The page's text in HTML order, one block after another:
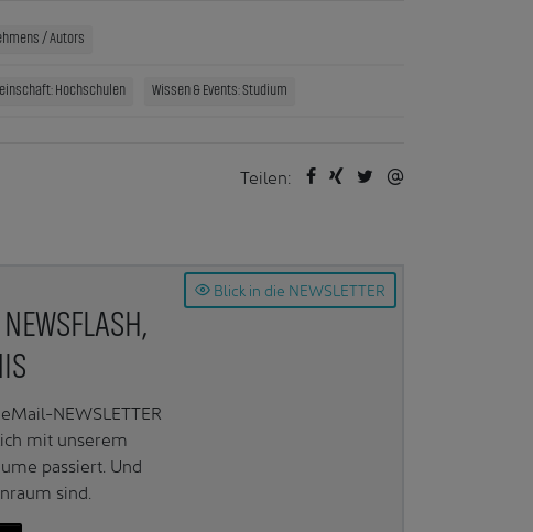
/ Autors
Hochschulen Wissen & Events: Studium
Teilen:
Blick in die NEWSLETTER
NEWSLETTER
mit unserem
passiert. Und
sind.